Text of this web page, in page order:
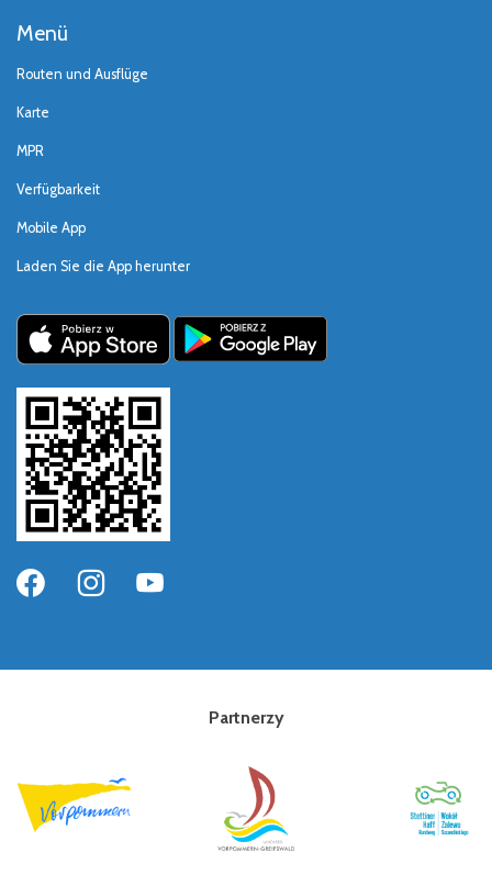
Menü
Routen und Ausflüge
Karte
MPR
Verfügbarkeit
Mobile App
Laden Sie die App herunter
Partnerzy